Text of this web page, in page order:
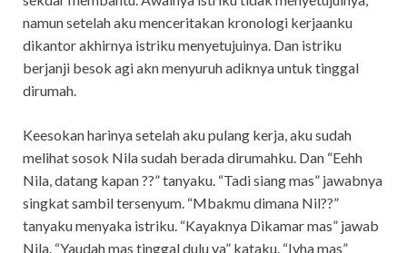
namun setelah aku menceritakan kronologi kerjaanku
dikantor akhirnya istriku menyetujuinya. Dan istriku
berjanji besok agi akn menyuruh adiknya untuk tinggal
dirumah.
Keesokan harinya setelah aku pulang kerja, aku sudah
melihat sosok Nila sudah berada dirumahku. Dan “Eehh
Nila, datang kapan ??” tanyaku. “Tadi siang mas” jawabnya
singkat sambil tersenyum. “Mbakmu dimana Nil??”
tanyaku menyaka istriku. “Kayaknya Dikamar mas” jawab
Nila. “Yaudah mas tinggal dulu ya” kataku. “Iyha mas”